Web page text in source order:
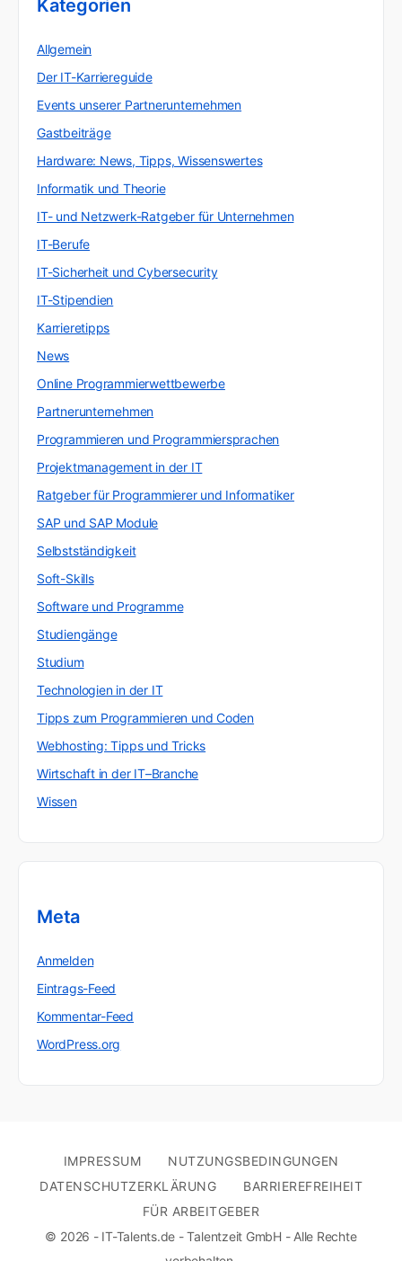
Kategorien
Allgemein
Der IT-Karriereguide
Events unserer Partnerunternehmen
Gastbeiträge
Hardware: News, Tipps, Wissenswertes
Informatik und Theorie
IT- und Netzwerk-Ratgeber für Unternehmen
IT-Berufe
IT-Sicherheit und Cybersecurity
IT-Stipendien
Karrieretipps
News
Online Programmierwettbewerbe
Partnerunternehmen
Programmieren und Programmiersprachen
Projektmanagement in der IT
Ratgeber für Programmierer und Informatiker
SAP und SAP Module
Selbstständigkeit
Soft-Skills
Software und Programme
Studiengänge
Studium
Technologien in der IT
Tipps zum Programmieren und Coden
Webhosting: Tipps und Tricks
Wirtschaft in der IT–Branche
Wissen
Meta
Anmelden
Eintrags-Feed
Kommentar-Feed
WordPress.org
IMPRESSUM
NUTZUNGSBEDINGUNGEN
DATENSCHUTZERKLÄRUNG
BARRIEREFREIHEIT
FÜR ARBEITGEBER
© 2026 - IT-Talents.de - Talentzeit GmbH - Alle Rechte